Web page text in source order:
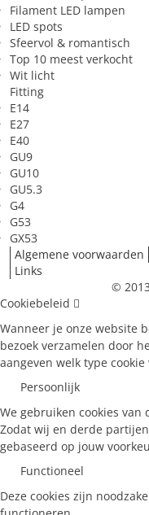
Filament LED lampen
LED spots
Sfeervol & romantisch
Top 10 meest verkocht
Wit licht
Fitting
E14
E27
E40
GU9
GU10
GU5.3
G4
G53
GX53
Algemene voorwaarden
Links
©
Cookiebeleid
Wanneer je onze website
bezoek verzamelen door
aangeven welk type
Persoonlijk
We gebruiken cookies
Zodat wij en derde
gebaseerd op jouw
Functioneel
Deze cookies zijn